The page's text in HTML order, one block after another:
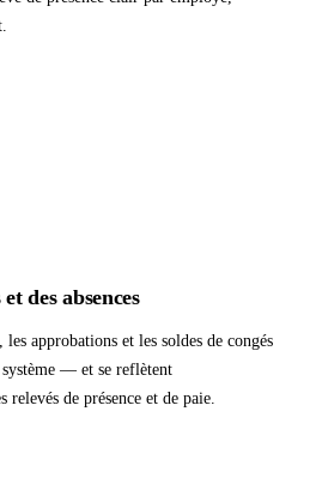
des absences
les approbations et les soldes de congés
système — et se reflètent
relevés de présence et de paie.